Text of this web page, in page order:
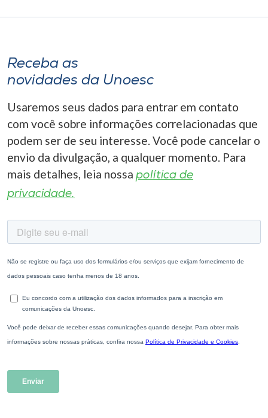
Receba as
novidades da Unoesc
Usaremos seus dados para entrar em contato
com você sobre informações correlacionadas que
podem ser de seu interesse. Você pode cancelar o
envio da divulgação, a qualquer momento. Para
mais detalhes, leia nossa política de
privacidade.